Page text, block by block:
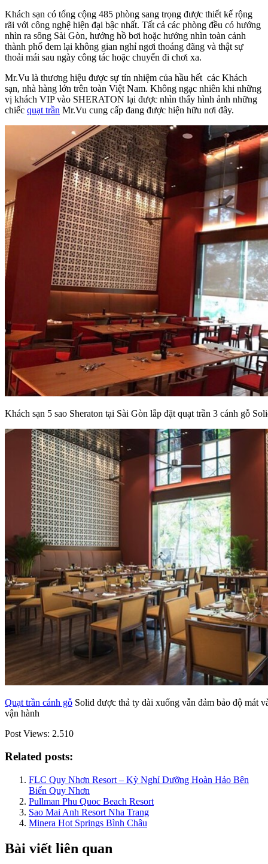
Khách sạn có tổng cộng 485 phòng sang trọng được thiết kế rộng
rãi với công nghệ hiện đại bậc nhất. Tất cả các phòng đều có hướng
nhìn ra sông Sài Gòn, hướng hồ bơi hoặc hướng nhìn toàn cảnh
thành phố đem lại không gian nghỉ ngơi thoáng đãng và thật sự
thoải mái sau ngày công tác hoặc chuyến đi chơi xa.
Mr.Vu là thương hiệu được sự tín nhiệm của hầu hết các Khách
sạn, nhà hàng lớn trên toàn Việt Nam. Không ngạc nhiên khi những
vị khách VIP vào SHERATON lại được nhìn thấy hình ảnh những
chiếc quạt trần Mr.Vu cung cấp đang được hiện hữu nơi đây.
Khách sạn 5 sao Sheraton tại Sài Gòn lắp đặt quạt trần 3 cánh gỗ
Quạt trần cánh gỗ Solid được thả ty dài xuống vẫn đảm bảo độ mát
vận hành
Post Views: 2.510
Related posts:
FLC Quy Nhơn Resort – Kỳ Nghỉ Dưỡng Hoàn Hảo Bên
Biển Quy Nhơn
Pullman Phu Quoc Beach Resort
Sao Mai Anh Resort Nha Trang
Minera Hot Springs Bình Châu
Bài viết liên quan